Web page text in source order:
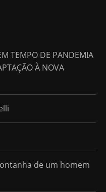
TEMPO DE PANDEMIA
À NOVA
de um homem